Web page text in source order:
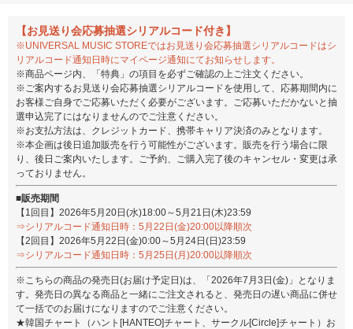
【お見送り会応募抽選シリアルコード付き】
※UNIVERSAL MUSIC STOREではお見送り会応募抽選シリアルコードはシ
リアルコード通知日時にマイページ通知にてお知らせします。
※商品ページ内、「特典」の項目を必ずご確認の上ご注文ください。
※ご案内するお見送り会応募抽選シリアルコードを使用して、応募期間内に
お客様ご自身でご応募いただく必要がございます。ご応募いただかないと抽
選申込完了にはなりませんのでご注意ください。
※お支払方法は、クレジットカード、携帯キャリア決済のみとなります。
※本企画は後日追加販売を行う可能性がございます。販売を行う場合に限
り、後日ご案内いたします。ご予約、ご購入完了後のキャンセル・変更は承
っておりません。
■販売期間
【1回目】2026年5月20日(水)18:00～5月21日(木)23:59
⇒シリアルコード通知日時：5月22日(金)20:00以降順次
【2回目】2026年5月22日(金)0:00～5月24日(日)23:59
⇒シリアルコード通知日時：5月25日(月)20:00以降順次
※こちらの商品の発売日(お届け予定日)は、「2026年7月3日(金)」となりま
す。発売日の異なる商品と一緒にご注文されると、発売日の遅い商品に併せ
て一括でのお届けになりますのでご注意ください。
★韓国チャート（ハント[HANTEO]チャート、サークル[Circle]チャート）お